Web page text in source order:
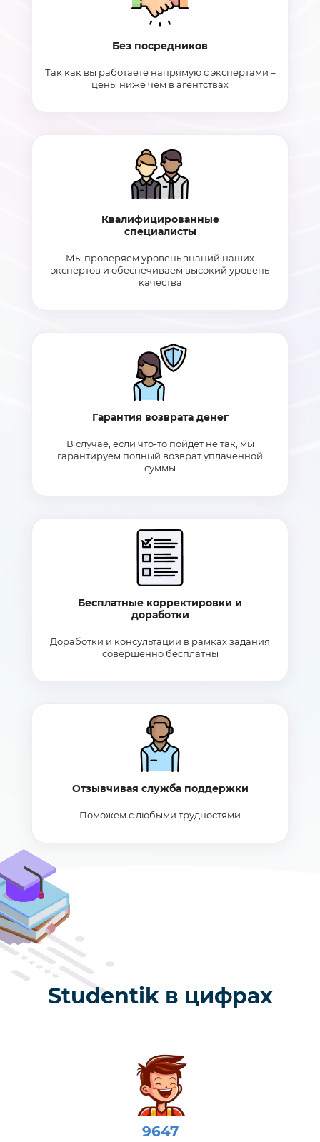
Без посредников
Так как вы работаете напрямую с экспертами –
цены ниже чем в агентствах
Квалифицированные
специалисты
Мы проверяем уровень знаний наших
экспертов и обеспечиваем высокий уровень
качества
Гарантия возврата денег
В случае, если что-то пойдет не так, мы
гарантируем полный возврат уплаченной
суммы
Бесплатные корректировки и
доработки
Доработки и консультации в рамках задания
совершенно бесплатны
Отзывчивая служба поддержки
Поможем с любыми трудностями
Studentik в цифрах
9647